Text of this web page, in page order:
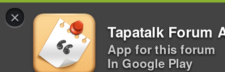
×
Tapatalk Forum
App for this forum
In Google Play